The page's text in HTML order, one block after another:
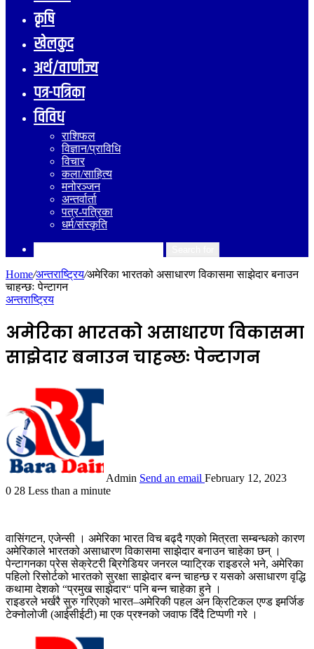
कृषि
खेलकुद
अर्थ/वाणीज्य
पत्र-पत्रिका
विविध
राशिफल
विज्ञान/प्राविधि
विचार
कला/साहित्य
मनोरञ्जन
अन्तर्वार्ता
पत्र-पत्रिका
धर्म/संस्कृति
Home/अन्तराष्ट्रिय/अमेरिका भारतको असाधारण विकासमा साझेदार बनाउन
चाहन्छः पेन्टागन
अन्तराष्ट्रिय
अमेरिका भारतको असाधारण विकासमा
साझेदार बनाउन चाहन्छः पेन्टागन
Admin Send an email February 12, 2023
0 28 Less than a minute
वासिंगटन, एजेन्सी । अमेरिका भारत विच बढ्दै गएको मित्रता सम्बन्धको कारण
अमेरिकाले भारतको असाधारण विकासमा साझेदार बनाउन चाहेका छन् ।
पेन्टागनका प्रेस सेक्रेटरी ब्रिगेडियर जनरल प्याट्रिक राइडरले भने, अमेरिका
पहिलो रिसोर्टको भारतको सुरक्षा साझेदार बन्न चाहन्छ र यसको असाधारण वृद्धि
कथामा देशको “प्रमुख साझेदार“ पनि बन्न चाहेका हुने ।
राइडरले भर्खरै सुरु गरिएको भारत–अमेरिकी पहल अन क्रिटिकल एण्ड इमर्जिङ
टेक्नोलोजी (आईसीईटी) मा एक प्रश्नको जवाफ दिँदै टिप्पणी गरे ।